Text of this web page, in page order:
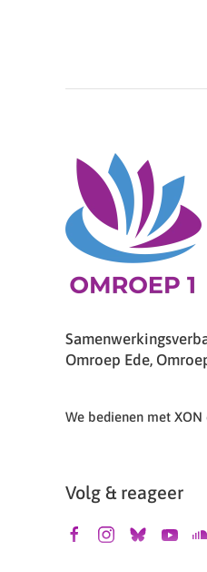
Omroep Ede,
We bedienen met XON
Volg & reageer